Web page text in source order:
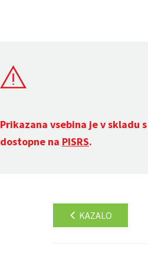
Prikazana vsebina je v skladu
dostopne na PISRS.
KAZALO